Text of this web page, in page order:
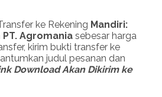
ke Rekening Mandiri:
PT. Agromania sebesar harga
kirim bukti transfer ke
judul pesanan dan
Download Akan Dikirim ke